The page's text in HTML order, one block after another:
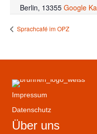
Berlin, 13355 Google
Sprachcafé im OPZ
Impressum
Datenschutz
Über uns